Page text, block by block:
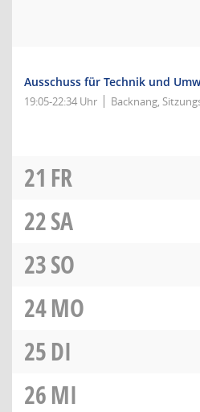
Ausschuss für Technik und
19:05-22:34 Uhr Backnang,
21 FR
22SA
23SO
24MO
25DI
26MI